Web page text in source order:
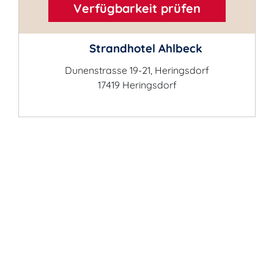
Verfügbarkeit prüfen
Strandhotel Ahlbeck
Dunenstrasse 19-21, Heringsdorf
17419 Heringsdorf